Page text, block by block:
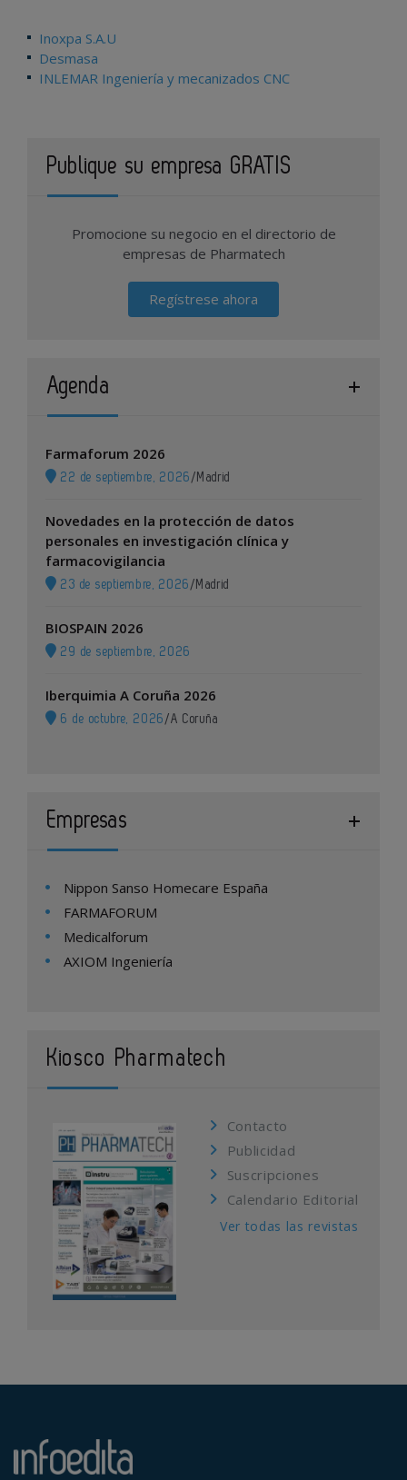
Inoxpa S.A.U
Desmasa
INLEMAR Ingeniería y mecanizados CNC
Publique su empresa GRATIS
Promocione su negocio en el directorio de
empresas de Pharmatech
Regístrese ahora
Agenda
Farmaforum 2026
22 de septiembre, 2026 / Madrid
Novedades en la protección de datos
personales en investigación clínica y
farmacovigilancia
23 de septiembre, 2026 / Madrid
BIOSPAIN 2026
29 de septiembre, 2026
Iberquimia A Coruña 2026
6 de octubre, 2026 /A Coruña
Empresas
Nippon Sanso Homecare España
FARMAFORUM
Medicalforum
AXIOM Ingeniería
Kiosco Pharmatech
Contacto
Publicidad
Suscripciones
Calendario Editorial
Ver todas las revistas